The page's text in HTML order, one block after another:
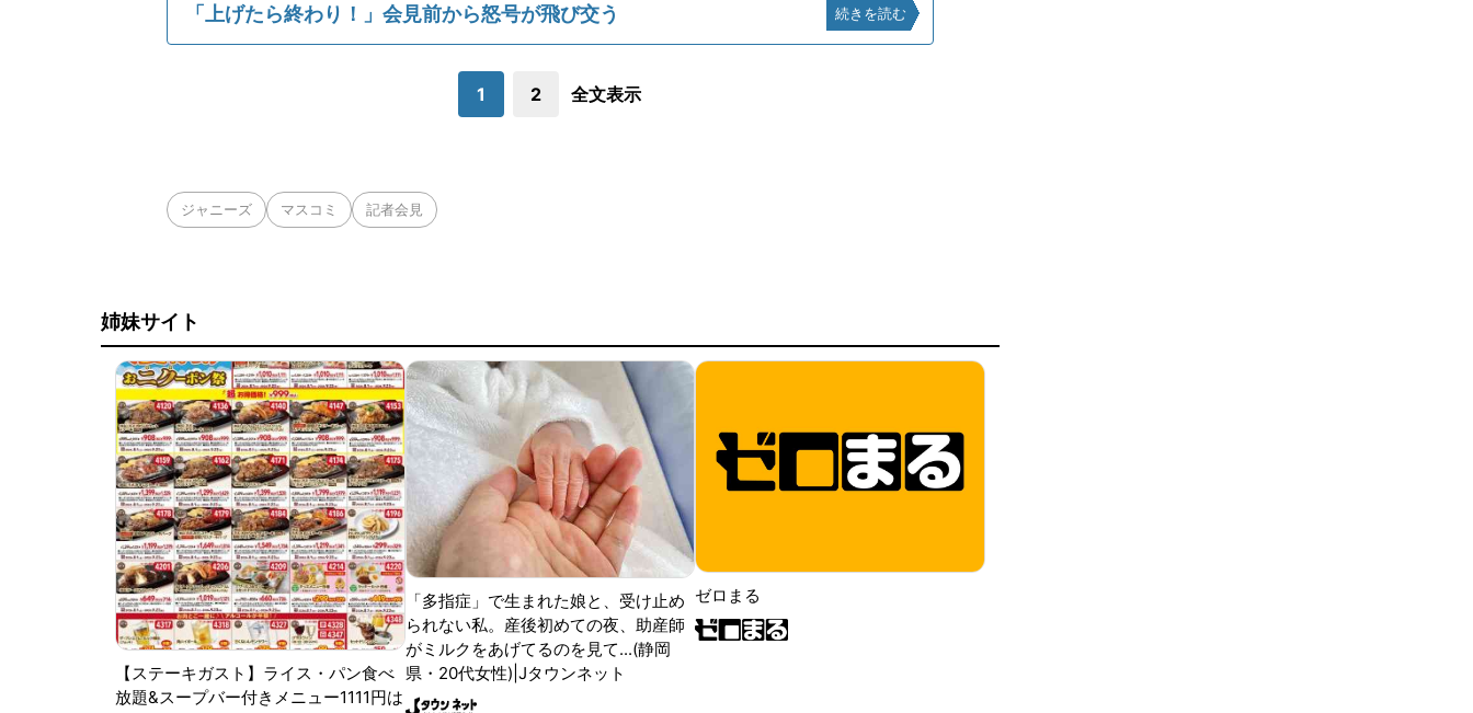
「上げたら終わり！」会見前から怒号が飛び交う 続きを読む
1 2 全文表示
ジャニーズ マスコミ 記者会見
姉妹サイト
【ステーキガスト】ライス・パン食べ
放題&スープバー付きメニュー1111円は
「多指症」で生まれた娘と、受け止め
られない私。産後初めての夜、助産師
がミルクをあげてるのを見て...(静岡
県・20代女性)|Jタウンネット
ゼロまる